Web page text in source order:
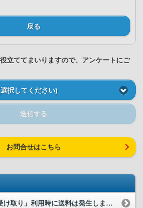
戻る
立ててまいりますので、アンケートにご
択してください)
送信する
お問合せはこちら
「セブン-イレブン受け取り」利用時に送料は発生しますか？